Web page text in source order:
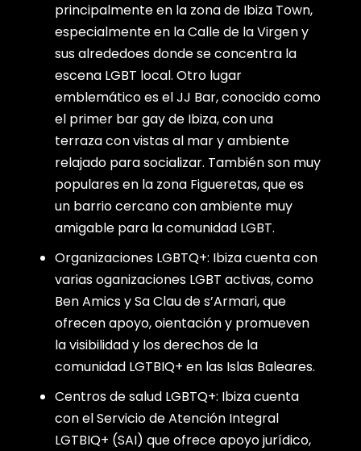
principalmente en la zona de Ibiza Town,
especialmente en la Calle de la Virgen y
sus alrededoes donde se concentra la
escena LGBT local. Otro lugar
emblemático es el JJ Bar, conocido como
el primer bar gay de Ibiza, con una
terraza con vistas al mar y ambiente
relajado para socializar. También son muy
populares en la zona Figueretas, que es
un barrio cercano con ambiente muy
amigable para la comunidad LGBT.
Organizaciones LGBTQ+: Ibiza cuenta con
varias oganizaciones LGBT activas, como
Ben Amics y Sa Clau de s’Armari, que
ofrecen apoyo, oientación y promueven
la visibilidad y los derechos de la
comunidad LGTBIQ+ en las Islas Baleares.
Centros de salud LGBTQ+: Ibiza cuenta
con el Servicio de Atención Integral
LGTBIQ+ (SAI) que ofrece apoyo jurídico,